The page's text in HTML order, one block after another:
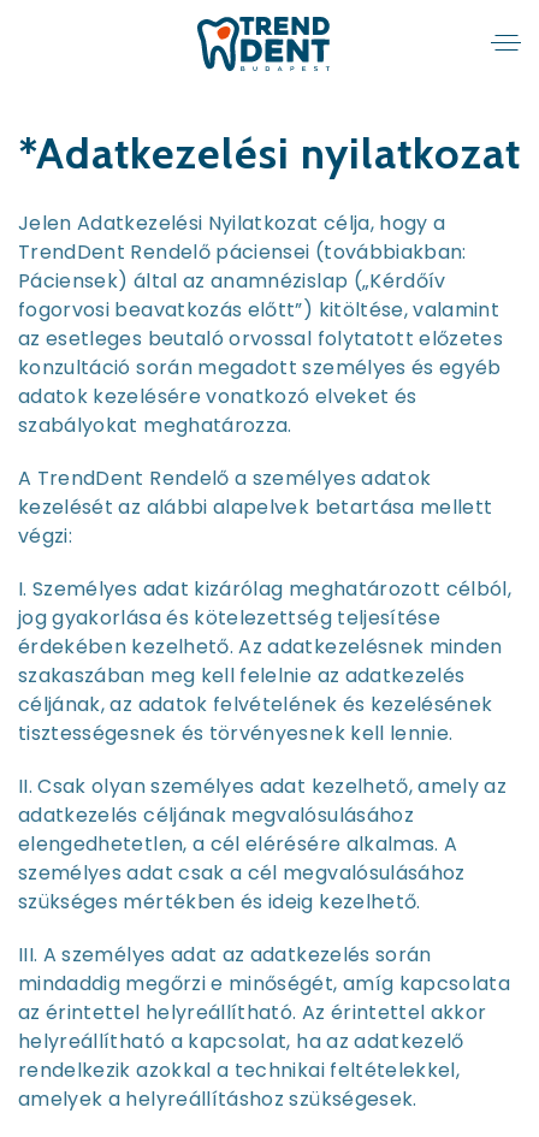
*Adatkezelési nyilatkozat
Jelen Adatkezelési Nyilatkozat célja, hogy a
TrendDent Rendelő páciensei (továbbiakban:
Páciensek) által az anamnézislap („Kérdőív
fogorvosi beavatkozás előtt”) kitöltése, valamint
az esetleges beutaló orvossal folytatott előzetes
konzultáció során megadott személyes és egyéb
adatok kezelésére vonatkozó elveket és
szabályokat meghatározza.
A TrendDent Rendelő a személyes adatok
kezelését az alábbi alapelvek betartása mellett
végzi:
I. Személyes adat kizárólag meghatározott célból,
jog gyakorlása és kötelezettség teljesítése
érdekében kezelhető. Az adatkezelésnek minden
szakaszában meg kell felelnie az adatkezelés
céljának, az adatok felvételének és kezelésének
tisztességesnek és törvényesnek kell lennie.
II. Csak olyan személyes adat kezelhető, amely az
adatkezelés céljának megvalósulásához
elengedhetetlen, a cél elérésére alkalmas. A
személyes adat csak a cél megvalósulásához
szükséges mértékben és ideig kezelhető.
III. A személyes adat az adatkezelés során
mindaddig megőrzi e minőségét, amíg kapcsolata
az érintettel helyreállítható. Az érintettel akkor
helyreállítható a kapcsolat, ha az adatkezelő
rendelkezik azokkal a technikai feltételekkel,
amelyek a helyreállításhoz szükségesek.